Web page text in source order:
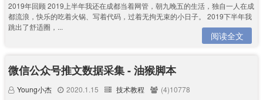
2019年回顾 2019上半年我还在成都当着网管，朝九晚五的生活，独自一人在成
都流浪，快乐的吃着火锅、写着代码，过着无拘无束的小日子。 2019下半年我
跳出了舒适圈，...
阅读全文
微信公众号推文数据采集 - 油猴脚本
Young小杰 2020.1.15 技术教程
(4)10778